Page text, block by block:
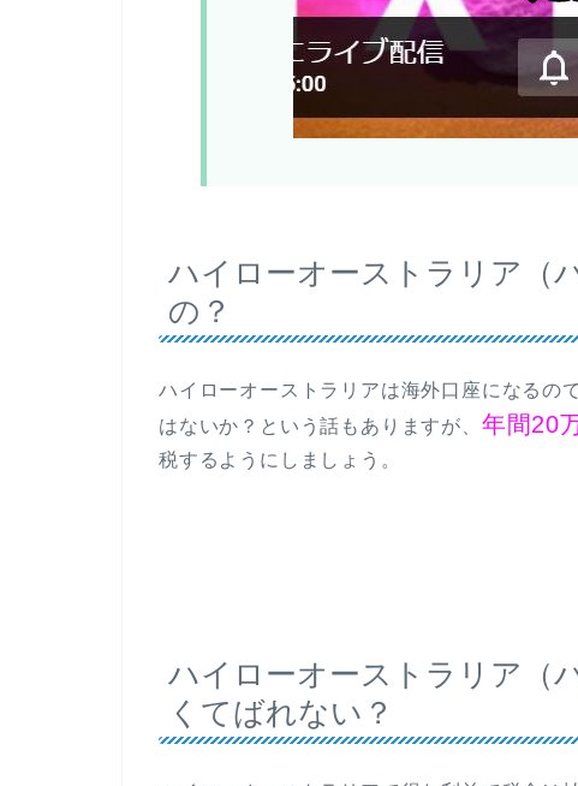
ハイローオーストラリア（
の？
ハイローオーストラリアは海外口座になるの
はないか？という話もありますが、 年間20
税するようにしましょう。
ハイローオーストラリア（
くてばれない？